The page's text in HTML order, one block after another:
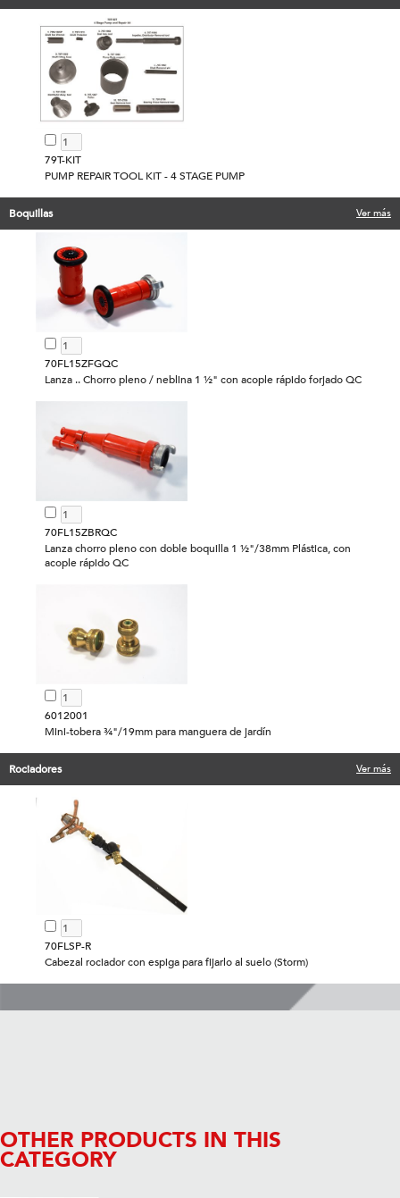
79T-KIT
PUMP REPAIR TOOL KIT - 4 STAGE PUMP
Boquillas Ver más
70FL15ZFGQC
Lanza .. Chorro pleno / neblina 1 ½" con acople rápido forjado QC
70FL15ZBRQC
Lanza chorro pleno con doble boquilla 1 ½"/38mm Plástica, con
acople rápido QC
6012001
Mini-tobera ¾"/19mm para manguera de jardín
Rociadores Ver más
70FLSP-R
Cabezal rociador con espiga para fijarlo al suelo (Storm)
OTHER PRODUCTS IN THIS
CATEGORY